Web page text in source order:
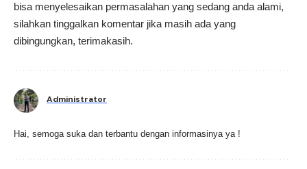
bisa menyelesaikan permasalahan yang sedang anda alami,
silahkan tinggalkan komentar jika masih ada yang
dibingungkan, terimakasih.
Administrator
Hai, semoga suka dan terbantu dengan informasinya ya !